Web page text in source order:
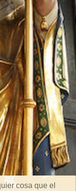
cosa que el